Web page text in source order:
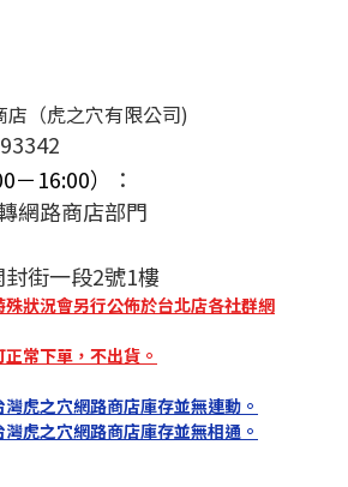
店（虎之穴有限公司)
－16:00）
：
網路商店部門
街一段2號1樓
狀況會另行公佈於台北店各社群網
常下單，不出貨。
虎之穴網路商店庫存並無連動。
虎之穴網路商店庫存並無相通。